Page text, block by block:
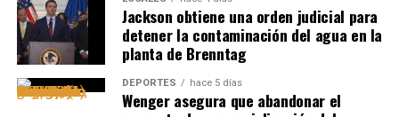
Jackson obtiene una orden judicial para
detener la contaminación del agua en la
planta de Brenntag
DEPORTES hace 5 días
Wenger asegura que abandonar el